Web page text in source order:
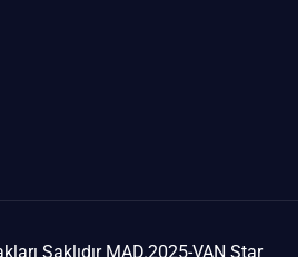
Saklıdır MAD.2025-VAN Star